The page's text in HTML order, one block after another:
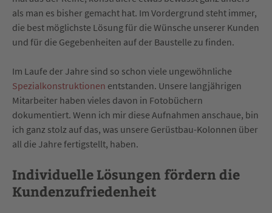
als man es bisher gemacht hat. Im Vordergrund steht immer,
die best möglichste Lösung für die Wünsche unserer Kunden
und für die Gegebenheiten auf der Baustelle zu finden.
Im Laufe der Jahre sind so schon viele ungewöhnliche
Spezialkonstruktionen entstanden. Unsere langjährigen
Mitarbeiter haben vieles davon in Fotobüchern
dokumentiert. Wenn ich mir diese Aufnahmen anschaue, bin
ich ganz stolz auf das, was unsere Gerüstbau-Kolonnen über
all die Jahre fertigstellt, haben.
Individuelle Lösungen fördern die
Kundenzufriedenheit